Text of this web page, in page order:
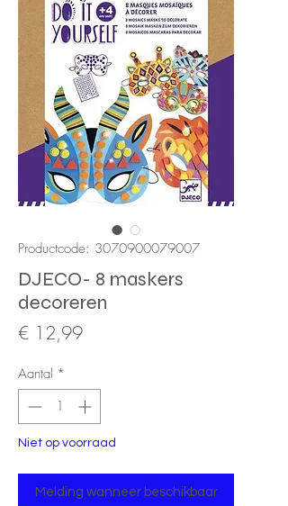
Productcode: 3070900079007
DJECO- 8 maskers
decoreren
€ 12,99Prijs
Aantal *
Niet op voorraad
Melding wanneer beschikbaar